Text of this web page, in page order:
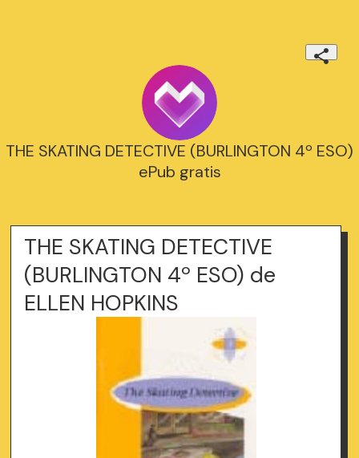
THE SKATING DETECTIVE (BURLINGTON 4º ESO)
ePub gratis
THE SKATING DETECTIVE
(BURLINGTON 4º ESO) de
ELLEN HOPKINS